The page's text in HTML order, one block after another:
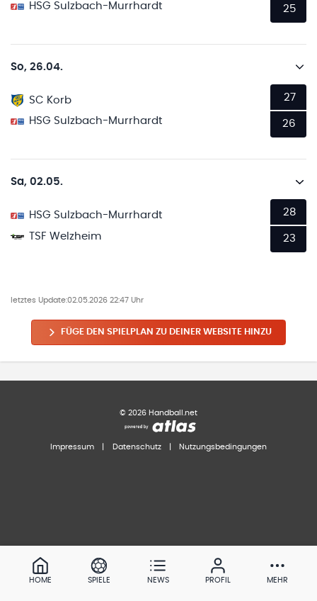
HSG Sulzbach-Murrhardt
25
So, 26.04.
SC Korb
HSG Sulzbach-Murrhardt
27
26
Sa, 02.05.
HSG Sulzbach-Murrhardt
TSF Welzheim
28
23
letztes Update:02.05.2026 22:47 Uhr
FÜGE DEN SPIELPLAN ZU DEINER WEBSITE HINZU
© 2026 Handball.net
Impressum Datenschutz Nutzungsbedingungen
HOME SPIELE NEWS PROFIL MEHR